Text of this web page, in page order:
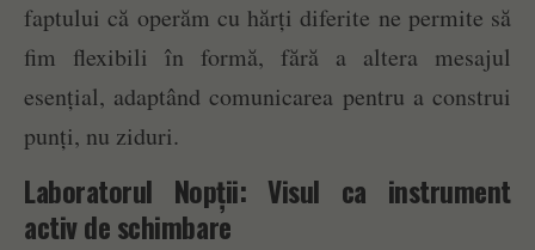
faptului că operăm cu hărți diferite ne permite să
fim flexibili în formă, fără a altera mesajul
esențial, adaptând comunicarea pentru a construi
punți, nu ziduri.
Laboratorul Nopții: Visul ca instrument
activ de schimbare